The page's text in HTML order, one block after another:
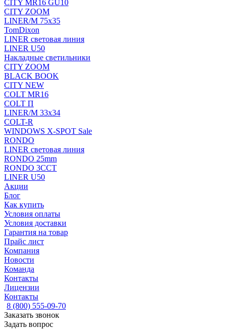
CITY MR16 GU10
CITY ZOOM
LINER/M 75х35
TomDixon
LINER световая линия
LINER U50
Накладные светильники
CITY ZOOM
BLACK BOOK
CITY NEW
COLT MR16
COLT П
LINER/М 33х34
COLT-R
WINDOWS X-SPOT Sale
RONDO
LINER световая линия
RONDO 25mm
RONDO 3CCT
LINER U50
Акции
Блог
Как купить
Условия оплаты
Условия доставки
Гарантия на товар
Прайс лист
Компания
Новости
Команда
Контакты
Лицензии
Контакты
8 (800) 555-09-70
Заказать звонок
Задать вопрос